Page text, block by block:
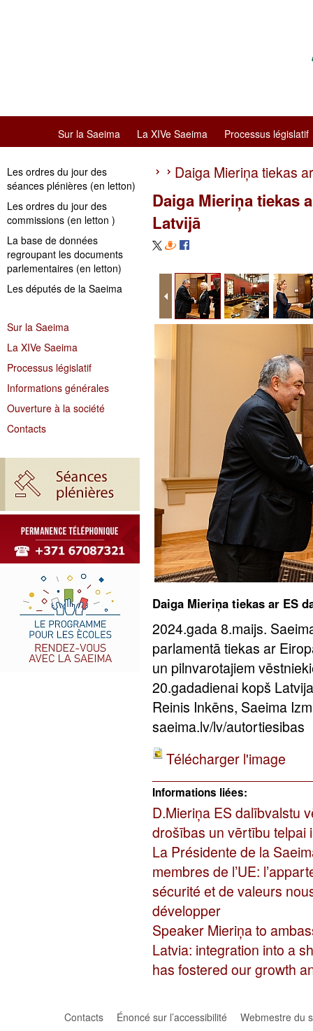
Sur la Saeima La XIVe Saeima Processus législatif
Les ordres du jour des
séances plénières (en letton)
Les ordres du jour des
commissions (en letton )
La base de données
regroupant les documents
parlementaires (en letton)
Les députés de la Saeima
Sur la Saeima
La XIVe Saeima
Processus législatif
Informations générales
Ouverture à la société
Contacts
Daiga Mieriņa tiekas
Daiga Mieriņa tiekas
Latvijā
Daiga Mieriņa tiekas ar ES
2024.gada 8.maijs.
parlamentā tiekas ar
un pilnvarotajiem
20.gadadienai kopš
Reinis Inkēns, Saeima
saeima.lv/lv/autortiesibas
Télécharger l'image
Informations liées:
D.Mieriņa ES dalībvalstu
drošības un vērtību telpai
La Présidente de la
membres de l’UE:
sécurité et de valeurs
développer
Speaker Mieriņa to
Latvia: integration into a
has fostered our growth
Contacts Énoncé sur l’accessibilité
Webmestre du